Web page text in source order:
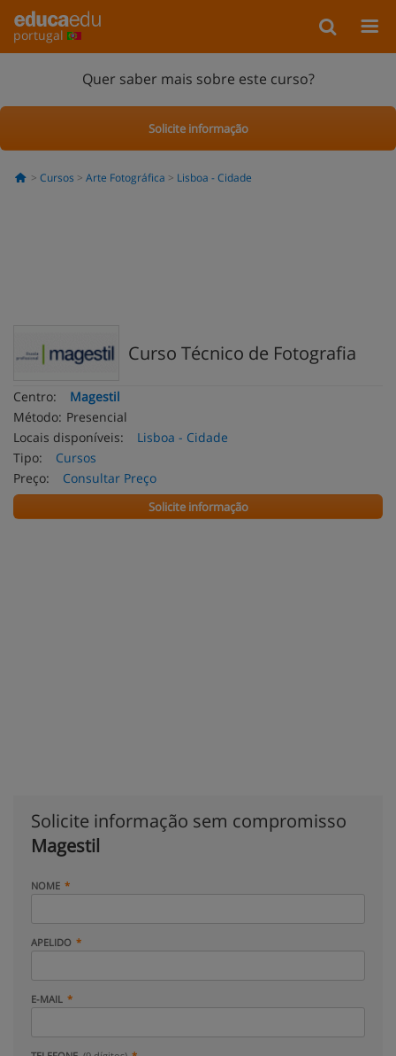
portugal
Quer saber mais sobre este curso?
Solicite informação
Cursos Arte Fotográfica Lisboa - Cidade
Curso Técnico de Fotografia
Centro:
Magestil
Método: Presencial
Locais disponíveis:
Lisboa - Cidade
Tipo:
Cursos
Preço:
Consultar Preço
Solicite informação
Solicite informação sem compromisso
Magestil
NOME
APELIDO
E-MAIL